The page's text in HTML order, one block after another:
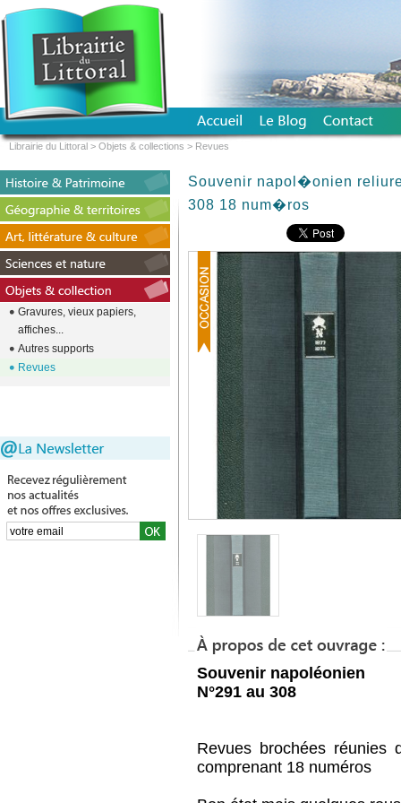
Souvenir napol�onien
308 18 num�ros
Souvenir napoléonien
N°291 au 308
Revues brochées réunies
comprenant 18 numéros
Gravures, vieux papiers,
affiches...
Autres supports
Revues
Librairie du Littoral > Objets & collections > Revues